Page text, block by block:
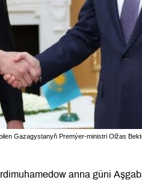
Gazagystanyň Premýer-ministri Olžas
anna güni